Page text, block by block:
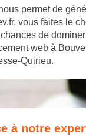
permet de
vous faites le
de
web à
Quirieu.
à notre